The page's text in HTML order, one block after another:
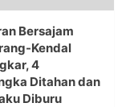
Bersajam
Kendal
4
Ditahan dan
Diburu